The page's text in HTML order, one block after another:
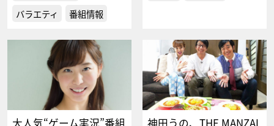
バラエティ
番組情報
大人気“ゲーム実況”番組
神田うの、THE MANZAI